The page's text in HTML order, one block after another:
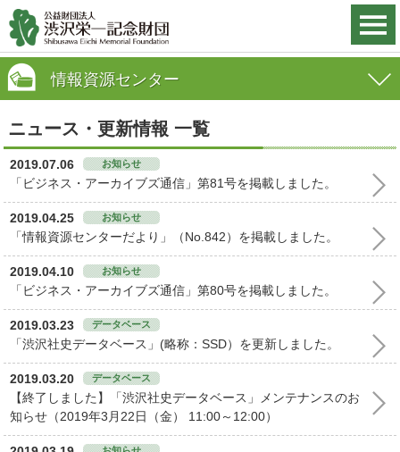
情報資源センター
ニュース・更新情報 一覧
2019.07.06 お知らせ
「ビジネス・アーカイブズ通信」第81号を掲載しました。
2019.04.25 お知らせ
「情報資源センターだより」（No.842）を掲載しました。
2019.04.10 お知らせ
「ビジネス・アーカイブズ通信」第80号を掲載しました。
2019.03.23 データベース
「渋沢社史データベース」(略称：SSD）を更新しました。
2019.03.20 データベース
【終了しました】「渋沢社史データベース」メンテナンスのお
知らせ（2019年3月22日（金） 11:00～12:00）